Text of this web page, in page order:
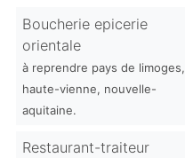
Boucherie epicerie
orientale
à reprendre pays de limoges,
haute-vienne, nouvelle-
aquitaine.
Restaurant-traiteur